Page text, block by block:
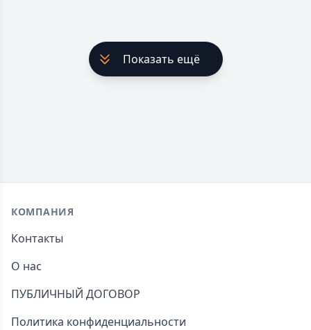
Показать ещё
Footer
КОМПАНИЯ
Контакты
О нас
ПУБЛИЧНЫЙ ДОГОВОР
Политика конфиденциальности